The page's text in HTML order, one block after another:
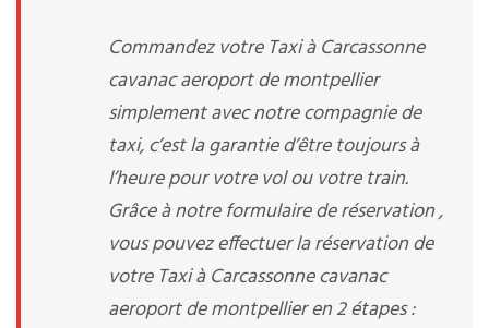
Commandez votre Taxi à Carcassonne
cavanac aeroport de montpellier
simplement avec notre compagnie de
taxi, c’est la garantie d’être toujours à
l’heure pour votre vol ou votre train.
Grâce à notre formulaire de réservation ,
vous pouvez effectuer la réservation de
votre Taxi à Carcassonne cavanac
aeroport de montpellier en 2 étapes :